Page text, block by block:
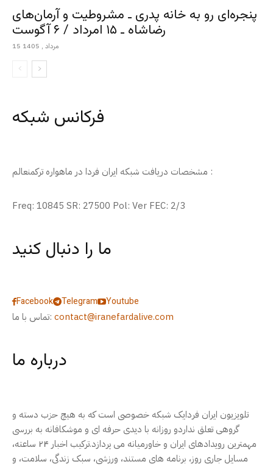
پنجره‌ای رو به خانه پدری ـ مشروطیت و آرمان‌های
رضاشاه ـ ۱۵ امرداد / ۶ آگوست
15 مرداد , 1405
فرکانس شبکه
مشخصات دریافت شبکه ایران فردا در ماهواره ترکمنعالم :
Freq: 10845 SR: 27500 Pol: Ver FEC: 2/3
ما را دنبال کنید
Facebook Telegram
Youtube
تماس با ما: contact@iranefardalive.com
درباره ما
تلویزیون ایران فردایک شبکه خصوصی است که به هیچ حزب دسته و
گروهی تعلق نداردو روزانه با دیدی حرفه ای و موشکافانه به بررسی
مهمترین رویدادهای ایران و خاورمیانه می پردازد.ترکیب اخبار ۲۴ ساعته،
مسایل جاری روز، برنامه های مستند، ورزشی، سبک زندگی، سلامت، و